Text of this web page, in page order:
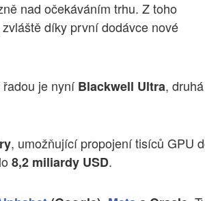
nad očekáváním trhu. Z toho
díky první dodávce nové
je nyníBlackwell Ultra, druhá
, umožňující propojení tisíců GPU
8,2 miliardy USD.